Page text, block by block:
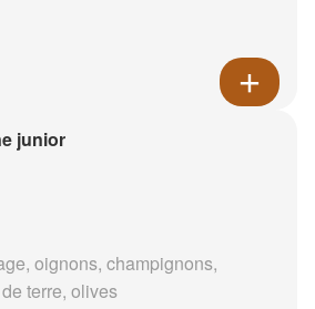
junior
oignons, champignons,
terre, olives